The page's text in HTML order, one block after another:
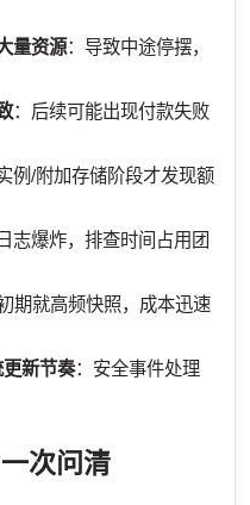
量资源：导致中途停摆，
：后续可能出现付款失败
例/附加存储阶段才发现额
志爆炸，排查时间占用团
期就高频快照，成本迅速
新节奏：安全事件处理
次问清